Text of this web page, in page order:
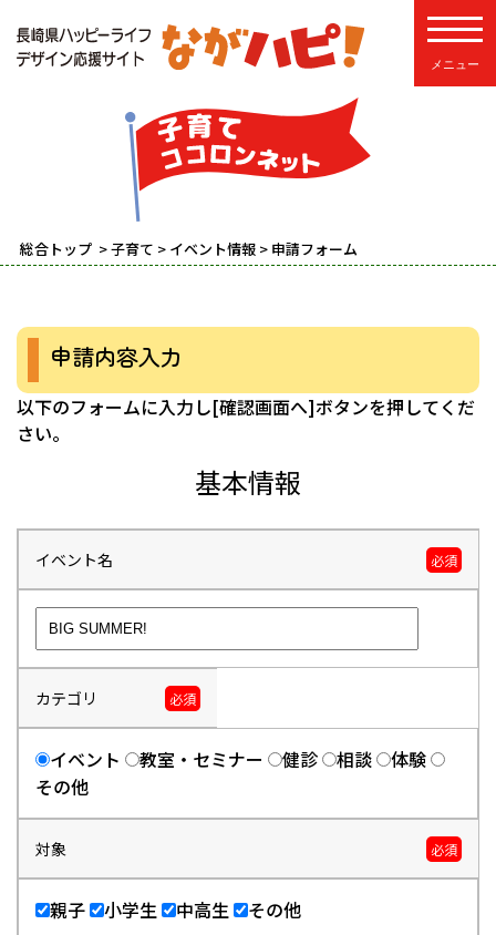
総合トップ >子育て > イベント情報 > 申請フォーム
申請内容入力
以下のフォームに入力し[確認画面へ]ボタンを押してくだ
さい。
基本情報
イベント名 必須
カテゴリ 必須
イベント 教室・セミナー 健診 相談
体験
その他
対象 必須
親子 小学生 中高生 その他